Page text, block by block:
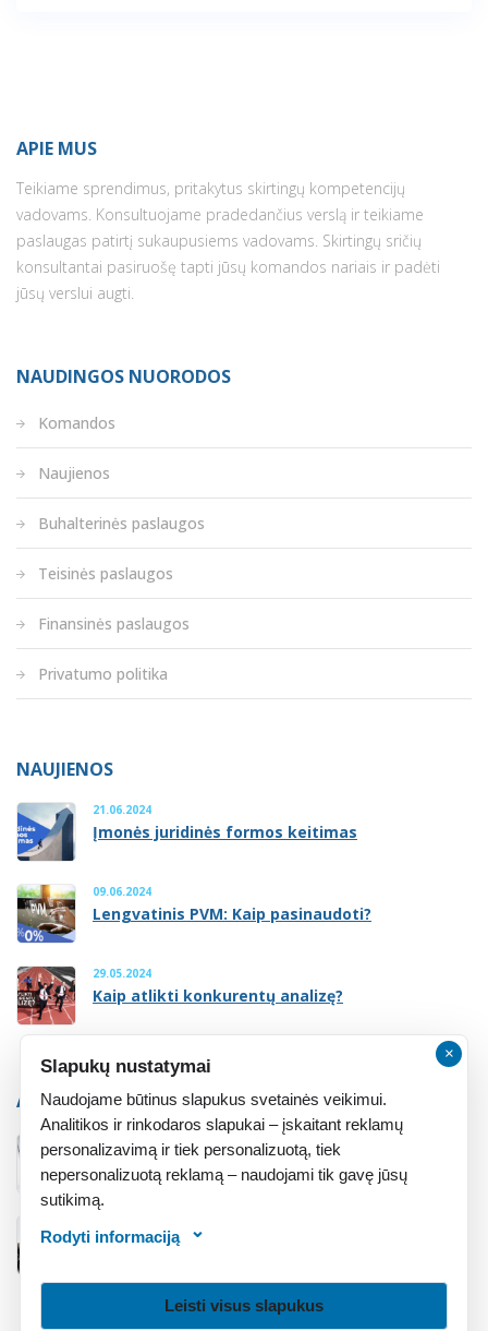
APIE MUS
Teikiame sprendimus, pritakytus skirtingų kompetencijų
vadovams. Konsultuojame pradedančius verslą ir teikiame
paslaugas patirtį sukaupusiems vadovams. Skirtingų sričių
konsultantai pasiruošę tapti jūsų komandos nariais ir padėti
jūsų verslui augti.
NAUDINGOS NUORODOS
Komandos
Naujienos
Buhalterinės paslaugos
Teisinės paslaugos
Finansinės paslaugos
Privatumo politika
NAUJIENOS
21.06.2024
Įmonės juridinės formos keitimas
09.06.2024
Lengvatinis PVM: Kaip pasinaudoti?
29.05.2024
Kaip atlikti konkurentų analizę?
ATMINTINĖ
Atmintinė įsteigusiems įmonę
Atmintinė įsigijusiems įmonę
×
Slapukų nustatymai
Naudojame būtinus slapukus svetainės veikimui.
Analitikos ir rinkodaros slapukai – įskaitant reklamų
personalizavimą ir tiek personalizuotą, tiek
nepersonalizuotą reklamą – naudojami tik gavę jūsų
sutikimą.
Rodyti informaciją
Leisti visus slapukus